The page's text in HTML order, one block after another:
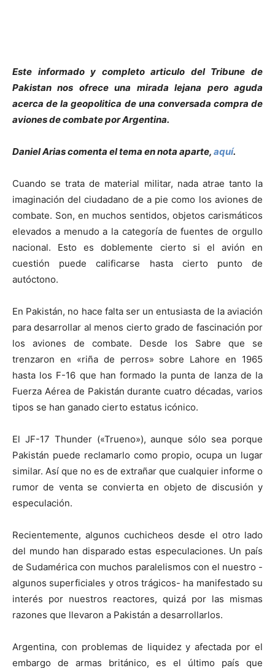
Este informado y completo articulo del Tribune de
Pakistan nos ofrece una mirada lejana pero aguda
acerca de la geopolitica de una conversada compra de
aviones de combate por Argentina.
Daniel Arias comenta el tema en nota aparte, aquí.
Cuando se trata de material militar, nada atrae tanto la
imaginación del ciudadano de a pie como los aviones de
combate. Son, en muchos sentidos, objetos carismáticos
elevados a menudo a la categoría de fuentes de orgullo
nacional. Esto es doblemente cierto si el avión en
cuestión puede calificarse hasta cierto punto de
autóctono.
En Pakistán, no hace falta ser un entusiasta de la aviación
para desarrollar al menos cierto grado de fascinación por
los aviones de combate. Desde los Sabre que se
trenzaron en «riña de perros» sobre Lahore en 1965
hasta los F-16 que han formado la punta de lanza de la
Fuerza Aérea de Pakistán durante cuatro décadas, varios
tipos se han ganado cierto estatus icónico.
El JF-17 Thunder («Trueno»), aunque sólo sea porque
Pakistán puede reclamarlo como propio, ocupa un lugar
similar. Así que no es de extrañar que cualquier informe o
rumor de venta se convierta en objeto de discusión y
especulación.
Recientemente, algunos cuchicheos desde el otro lado
del mundo han disparado estas especulaciones. Un país
de Sudamérica con muchos paralelismos con el nuestro -
algunos superficiales y otros trágicos- ha manifestado su
interés por nuestros reactores, quizá por las mismas
razones que llevaron a Pakistán a desarrollarlos.
Argentina, con problemas de liquidez y afectada por el
embargo de armas británico, es el último país que